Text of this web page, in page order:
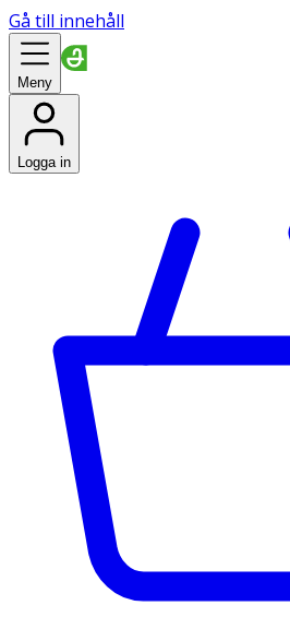
Gå till innehåll
Meny
Logga in